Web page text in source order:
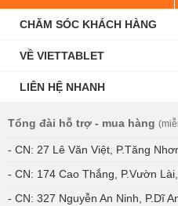
CHĂM SÓC KHÁCH HÀNG
VỀ VIETTABLET
LIÊN HỆ NHANH
Tổng đài hỗ trợ - mua hàng
- CN: 27 Lê Văn Việt, P.Tăng
- CN: 174 Cao Thắng, P.Vườn
- CN: 327 Nguyễn An Ninh, P.Dĩ